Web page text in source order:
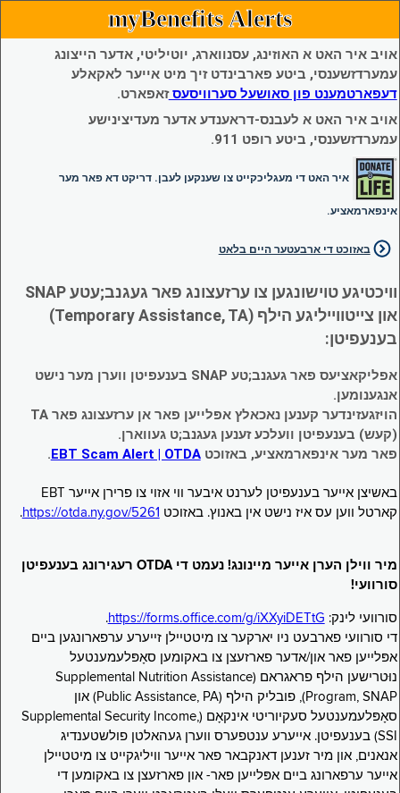
myBenefits Alerts
אויב איר האט א האוזינג, עסנווארג, יוטיליטי, אדער הייצונג
עמערדזשענסי, ביטע פארבינדט זיך מיט אייער לאקאלע
דעפארטמענט פון סאושעל סערוויסעסזאפארט.
אויב איר האט א לעבנס-דראענדע אדער מעדיצינישע
עמערדזשענסי, ביטע רופט 911.
איר האט די מעגליכקייט צו שענקען לעבן. דריקט דא פאר מער
אינפארמאציע.
באזוכט די ארבעטער היים בלאט
וויכטיגע טוישונגען צו ערזעצונג פאר געגנב;עטע SNAP
און צייטווייליגע הילף (Temporary Assistance, TA)
בענעפיטן:
אפליקאציעס פאר געגנב;טע SNAP בענעפיטן ווערן מער נישט
אנגענומען.
הויזגעזינדער קענען נאכאלץ אפּלייען פאר אן ערזעצונג פאר TA
(קעש) בענעפיטן וועלכע זענען געגנב;ט געווארן.
פאר מער אינפארמאציע, באזוכטEBT Scam Alert | OTDA
.
באשיצן אייער בענעפיטן לערנט איבער ווי אזוי צו פרירן אייער EBT
קארטל ווען עס איז נישט אין באנוץ. באזוכט https://otda.ny.gov/5261
.
מיר ווילן הערן אייער מיינונג! נעמט די OTDA רעגירונג בענעפיטן
סורוועי!
סורוועי לינק: https://forms.office.com/g/iXXyiDETtG
.
די סורוועי פארבעט ניו יארקער צו מיטטיילן זייערע ערפארונגען ביים
אפּלייען פאר און/אדער פארזעצן צו באקומען סאָפּלעמענטעל
נוּטרישען הילף פראגראם (Supplemental Nutrition Assistance
Program, SNAP), פובליק הילף (Public Assistance, PA) און
סאָפּלעמענטעל סעקיוריטי אינקאָם (Supplemental Security Income,
SSI) בענעפיטן. אייערע ענטפערס ווערן געהאלטן פולשטענדיג
אנאנים, און מיר זענען דאנקבאר פאר אייער וויליגקייט צו מיטטיילן
אייער ערפארונג ביים אפּלייען פאר- און פארזעצן צו באקומען די